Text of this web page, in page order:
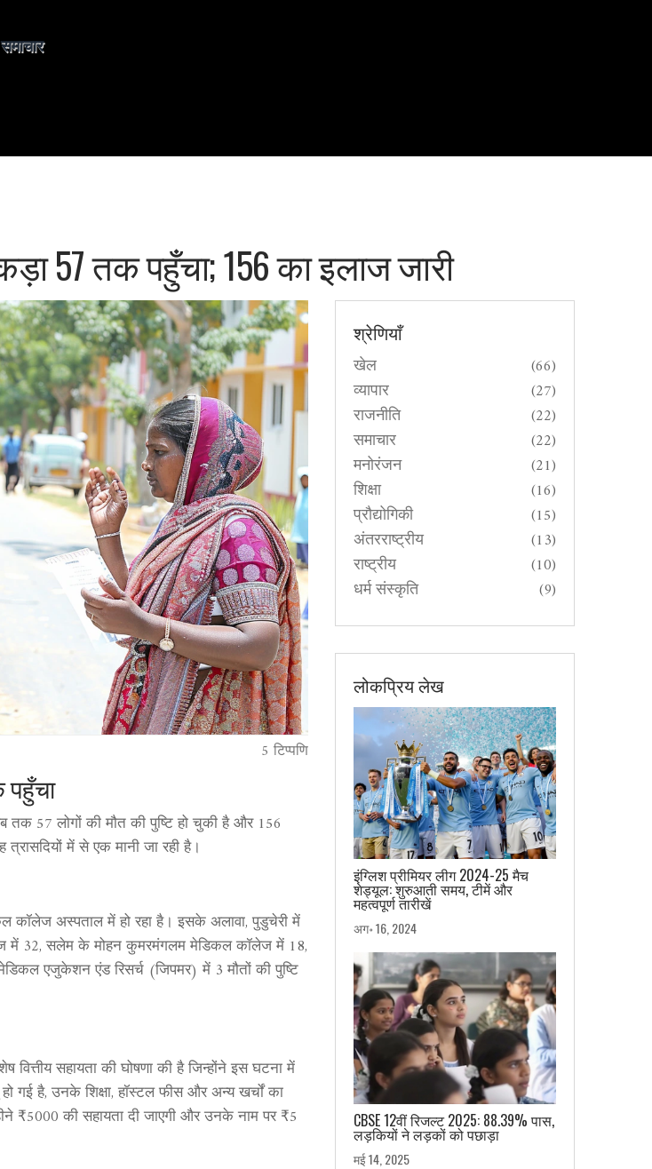
57 तक पहुँचा; 156 का इलाज जारी
5 टिप्पणि
तक 57 लोगों की मौत की पुष्टि हो चुकी है और 156
में से एक मानी जा रही है।
कॉलेज अस्पताल में हो रहा है। इसके अलावा, पुडुचेरी में
में 32, सलेम के मोहन कुमरमंगलम मेडिकल कॉलेज में 18,
एजुकेशन एंड रिसर्च (जिपमर) में 3 मौतों की पुष्टि
सहायता की घोषणा की है जिन्होंने इस घटना में
गई है, उनके शिक्षा, हॉस्टल फीस और अन्य खर्चों का
₹5000 की सहायता दी जाएगी और उनके नाम पर ₹5
श्रेणियाँ
खेल (66)
व्यापार (27)
राजनीति (22)
समाचार (22)
मनोरंजन (21)
शिक्षा (16)
प्रौद्योगिकी (15)
अंतरराष्ट्रीय (13)
राष्ट्रीय (10)
धर्म संस्कृति (9)
लोकप्रिय लेख
इंग्लिश प्रीमियर लीग 2024-25 मैच
शेड्यूल: शुरुआती समय, टीमें और
महत्वपूर्ण तारीखें
अग॰ 16, 2024
CBSE 12वीं रिजल्ट 2025: 88.39% पास,
लड़कियों ने लड़कों को पछाड़ा
मई 14, 2025